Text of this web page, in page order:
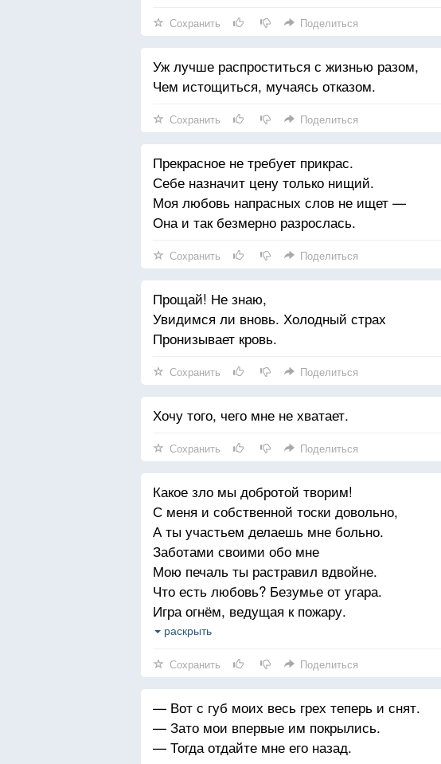
Сохранить Поделиться
Уж лучше распроститься с жизнью разом,
Чем истощиться, мучаясь отказом.
Сохранить Поделиться
Прекрасное не требует прикрас.
Себе назначит цену только нищий.
Моя любовь напрасных слов не ищет —
Она и так безмерно разрослась.
Сохранить Поделиться
Прощай! Не знаю,
Увидимся ли вновь. Холодный страх
Пронизывает кровь.
Сохранить Поделиться
Хочу того, чего мне не хватает.
Сохранить Поделиться
Какое зло мы добротой творим!
С меня и собственной тоски довольно,
А ты участьем делаешь мне больно.
Заботами своими обо мне
Мою печаль ты растравил вдвойне.
Что есть любовь? Безумье от угара.
Игра огнём, ведущая к пожару.
Воспламенившееся море слёз,
Смешенье яда и противоядья.
Прощай, дружок.
раскрыть
Сохранить Поделиться
— Вот с губ моих весь грех теперь и снят.
— Зато мои впервые им покрылись.
— Тогда отдайте мне его назад.